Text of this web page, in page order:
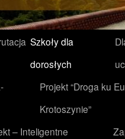
Szkoły dla
dorosłych
Projekt “Droga ku
Krotoszynie”
– Inteligentne